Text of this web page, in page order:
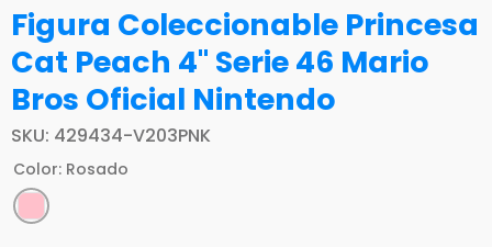
Figura Coleccionable Princesa
Cat Peach 4" Serie 46 Mario
Bros Oficial Nintendo
SKU: 429434-V203PNK
Color: Rosado